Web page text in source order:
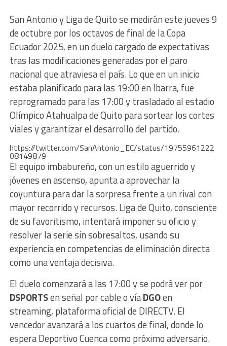
San Antonio y Liga de Quito se medirán este jueves 9
de octubre por los octavos de final de la Copa
Ecuador 2025, en un duelo cargado de expectativas
tras las modificaciones generadas por el paro
nacional que atraviesa el país. Lo que en un inicio
estaba planificado para las 19:00 en Ibarra, fue
reprogramado para las 17:00 y trasladado al estadio
Olímpico Atahualpa de Quito para sortear los cortes
viales y garantizar el desarrollo del partido.
https://twitter.com/SanAntonio_EC/status/19755961222
08149879
El equipo imbabureño, con un estilo aguerrido y
jóvenes en ascenso, apunta a aprovechar la
coyuntura para dar la sorpresa frente a un rival con
mayor recorrido y recursos. Liga de Quito, consciente
de su favoritismo, intentará imponer su oficio y
resolver la serie sin sobresaltos, usando su
experiencia en competencias de eliminación directa
como una ventaja decisiva.
El duelo comenzará a las 17:00 y se podrá ver por
DSPORTSen señal por cable o víaDGOen
streaming, plataforma oficial de DIRECTV. El
vencedor avanzará a los cuartos de final, donde lo
espera Deportivo Cuenca como próximo adversario.